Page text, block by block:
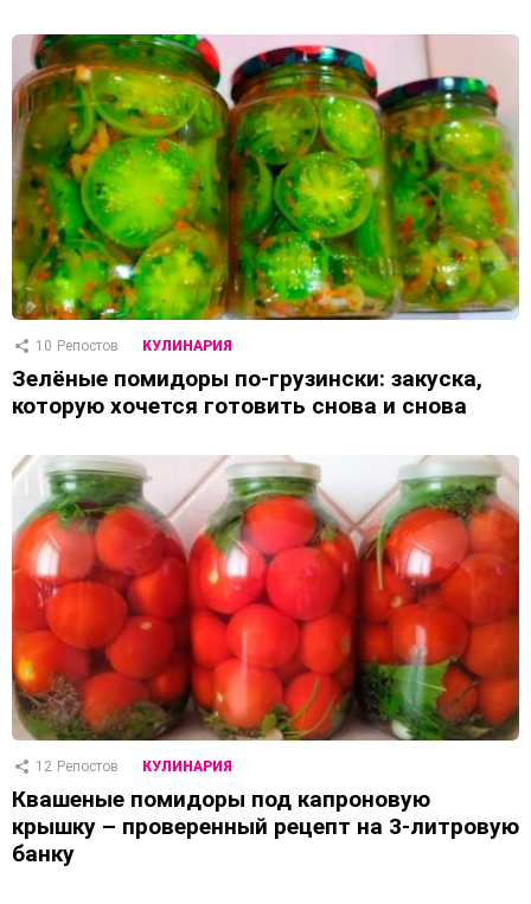
10 Репостов КУЛИНАРИЯ
Зелёные помидоры по-грузински: закуска,
которую хочется готовить снова и снова
12 Репостов КУЛИНАРИЯ
Квашеные помидоры под капроновую
крышку – проверенный рецепт на 3-литровую
банку